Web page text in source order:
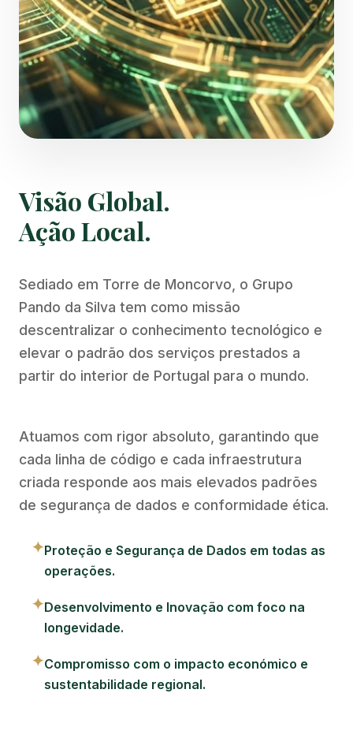
Visão Global.
Ação Local.
Sediado em Torre de Moncorvo, o Grupo
Pando da Silva tem como missão
descentralizar o conhecimento tecnológico e
elevar o padrão dos serviços prestados a
partir do interior de Portugal para o mundo.
Atuamos com rigor absoluto, garantindo que
cada linha de código e cada infraestrutura
criada responde aos mais elevados padrões
de segurança de dados e conformidade ética.
✦Proteção e Segurança de Dados em todas as
operações.
✦Desenvolvimento e Inovação com foco na
longevidade.
✦Compromisso com o impacto económico e
sustentabilidade regional.